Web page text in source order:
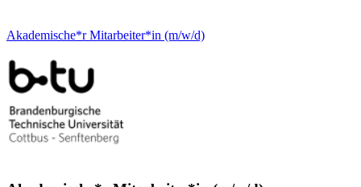
Akademische*r Mitarbeiter*in (m/w/d)